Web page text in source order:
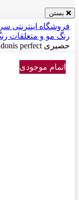
بستن
فروشگاه اینترنتی
رنگ مو و متعلقات
حصیری Adonis perfect
اتمام موجودی